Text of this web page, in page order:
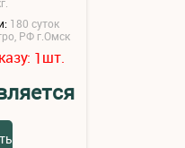
180 суток
РФ г.Омск
1шт.